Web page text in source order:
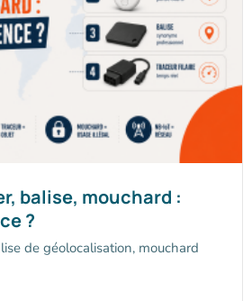
balise, mouchard :
?
de géolocalisation, mouchard